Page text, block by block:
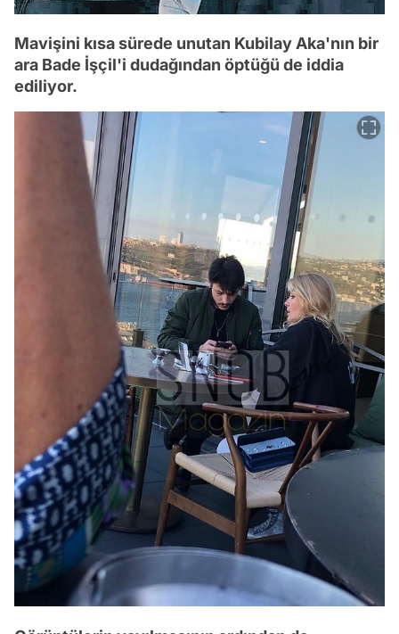
Mavişini kısa sürede unutan Kubilay Aka'nın bir
ara Bade İşçil'i dudağından öptüğü de iddia
ediliyor.